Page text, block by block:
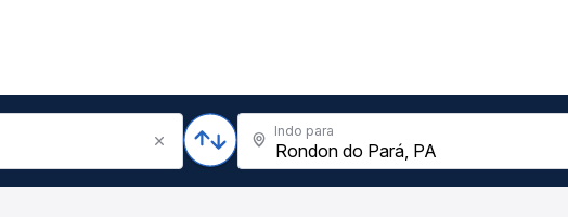
Indo para